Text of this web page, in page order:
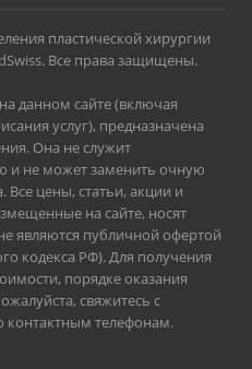
пластической хирургии
Все права защищены.
данном сайте (включая
услуг), предназначена
Она не служит
и не может заменить очную
цены, статьи, акции и
на сайте, носят
являются публичной офертой
кодекса РФ). Для получения
порядке оказания
свяжитесь с
контактным телефонам.